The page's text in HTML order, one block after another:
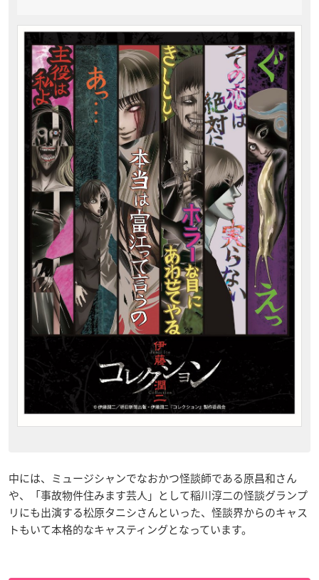
中には、ミュージシャンでなおかつ怪談師である原昌和さん
や、「事故物件住みます芸人」として稲川淳二の怪談グランプ
リにも出演する松原タニシさんといった、怪談界からのキャス
トもいて本格的なキャスティングとなっています。